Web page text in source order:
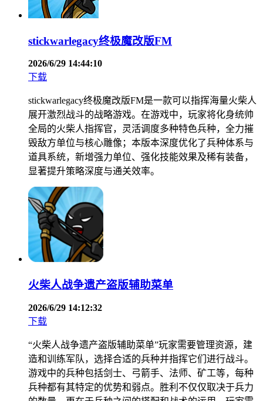
stickwarlegacy终极魔改版FM
2026/6/29 14:44:10
下载
stickwarlegacy终极魔改版FM是一款可以指挥海量火柴人
展开激烈战斗的战略游戏。在游戏中，玩家将化身统帅
全局的火柴人指挥官，灵活调度多种特色兵种，全力摧
毁敌方单位与核心雕像；本版本深度优化了兵种体系与
道具系统，新增强力单位、强化技能效果及稀有装备，
显著提升策略深度与通关效率。
火柴人战争遗产盗版辅助菜单
2026/6/29 14:12:32
下载
“火柴人战争遗产盗版辅助菜单”玩家需要管理资源，建
造和训练军队，选择合适的兵种并指挥它们进行战斗。
游戏中的兵种包括剑士、弓箭手、法师、矿工等，每种
兵种都有其特定的优势和弱点。胜利不仅仅取决于兵力